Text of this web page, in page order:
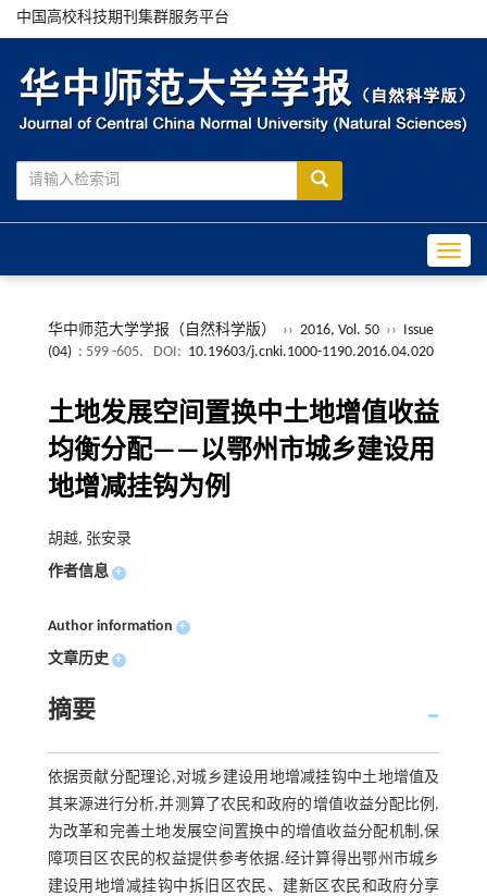
中国高校科技期刊集群服务平台
华中师范大学学报（自然科学版） ›› 2016, Vol. 50 ››
Issue
(04) : 599 -605. DOI: 10.19603/j.cnki.1000-1190.2016.04.020
土地发展空间置换中土地增值收益
均衡分配——以鄂州市城乡建设用
地增减挂钩为例
胡越, 张安录
作者信息 +
Author information +
文章历史 +
摘要
依据贡献分配理论,对城乡建设用地增减挂钩中土地增值及
其来源进行分析,并测算了农民和政府的增值收益分配比例,
为改革和完善土地发展空间置换中的增值收益分配机制,保
障项目区农民的权益提供参考依据.经计算得出鄂州市城乡
建设用地增减挂钩中拆旧区农民、建新区农民和政府分享